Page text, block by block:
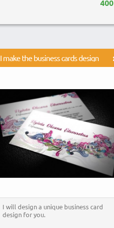
400
I make the business cards design
I will design a unique business card
design for you.